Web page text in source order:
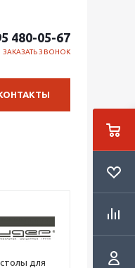
480-05-67
ЗАКАЗАТЬ ЗВОНОК
для